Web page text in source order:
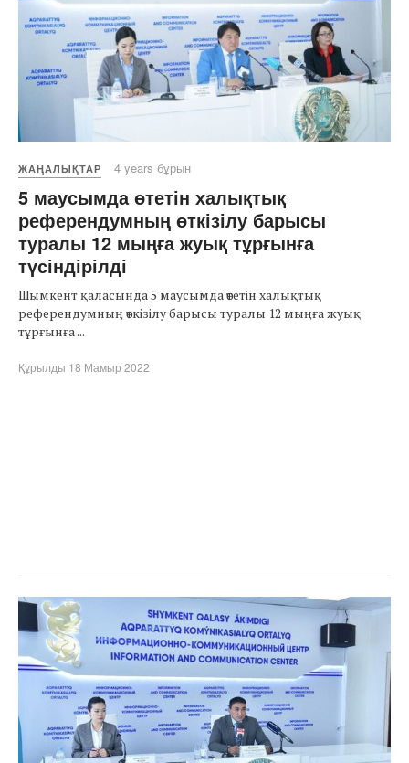
ЖАҢАЛЫҚТАР 4 years бұрын
5 маусымда өтетін халықтық
референдумның өткізілу барысы
туралы 12 мыңға жуық тұрғынға
түсіндірілді
Шымкент қаласында 5 маусымда өтетін халықтық
референдумның өткізілу барысы туралы 12 мыңға жуық
тұрғынға ...
Құрылды 18 Мамыр 2022